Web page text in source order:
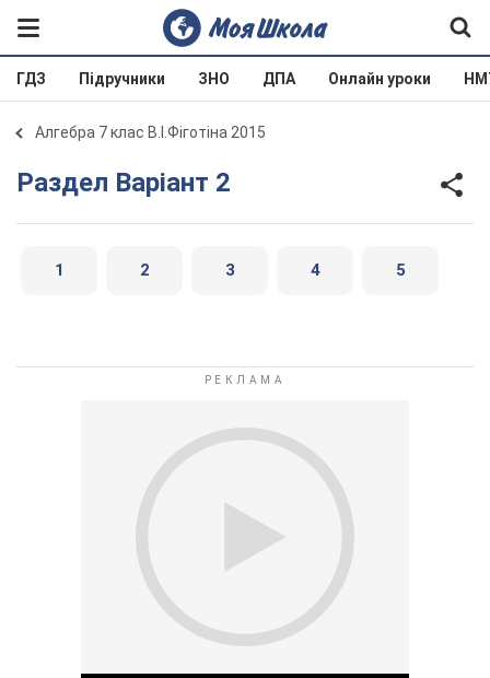
ГДЗ Підручники ЗНО ДПА Онлайн уроки
Алгебра 7 клас В.І.Фіготіна 2015
Раздел Варіант 2
1 2 3 4 5